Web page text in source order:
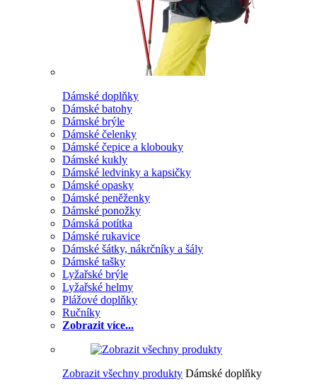
Dámské doplňky
Dámské batohy
Dámské brýle
Dámské čelenky
Dámské čepice a klobouky
Dámské kukly
Dámské ledvinky a kapsičky
Dámské opasky
Dámské peněženky
Dámské ponožky
Dámská potítka
Dámské rukavice
Dámské šátky, nákrčníky a šály
Dámské tašky
Lyžařské brýle
Lyžařské helmy
Plážové doplňky
Ručníky
Zobrazit více...
Zobrazit všechny produkty Dámské doplňky